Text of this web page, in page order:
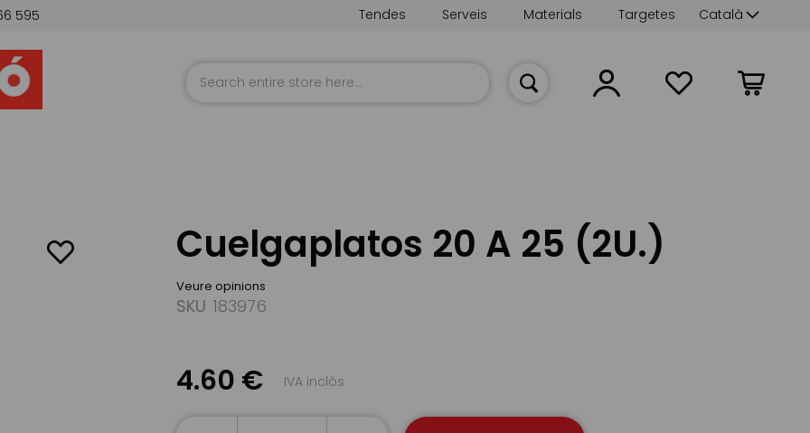
595 Language
Català
Targetes
Materials
Serveis
Tendes
La meva
Cuelgaplatos 20 A 25 (2U.)
Veure opinions
SKU 183976
4.60 € IVA inclòs